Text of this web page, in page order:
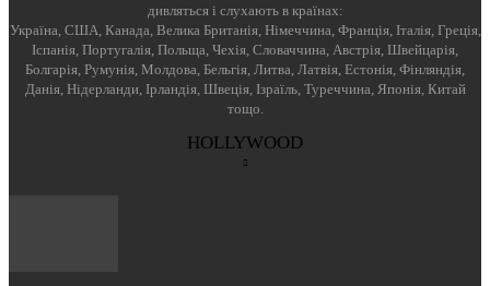
дивляться і слухають в країнах:
Україна, США, Канада, Велика Британія, Німеччина, Франція, Італія, Греція,
Іспанія, Португалія, Польща, Чехія, Словаччина, Австрія, Швейцарія,
Болгарія, Румунія, Молдова, Бельгія, Литва, Латвія, Естонія, Фінляндія,
Данія, Нідерланди, Ірландія, Швеція, Ізраїль, Туреччина, Японія, Китай
тощо.
HOLLYWOOD